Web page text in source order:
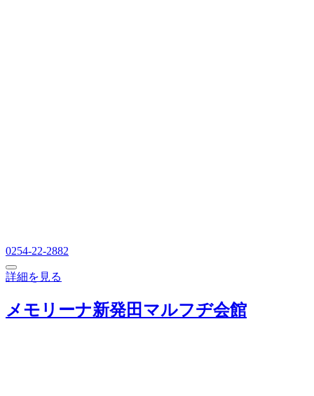
0254-22-2882
詳細を見る
メモリーナ新発田マルフヂ会館